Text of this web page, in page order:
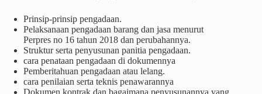
Prinsip-prinsip pengadaan.
Pelaksanaan pengadaan barang dan jasa menurut
Perpres no 16 tahun 2018 dan perubahannya.
Struktur serta penyusunan panitia pengadaan.
cara penataan pengadaan di dokumennya
Pemberitahuan pengadaan atau lelang.
cara penilaian serta teknis penawarannya
Dokumen kontrak dan bagaimana penyusunannya yang